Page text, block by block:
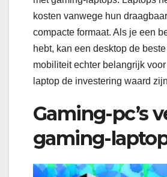
kosten vanwege hun
compacte formaat. Als je een
hebt, kan een desktop de
mobiliteit echter belangrijk
laptop de investering waard
Gaming-pc’s
gaming-